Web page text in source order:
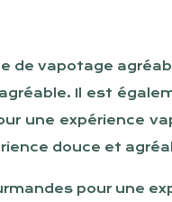
de vapotage
Il est
une expérience
douce et
pour une